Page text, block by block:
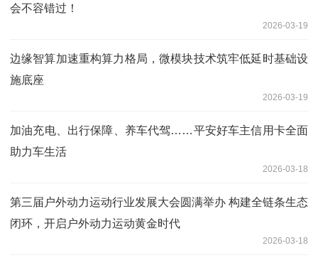
会不容错过！
2026-03-19
边缘智算加速重构算力格局，微模块技术筑牢低延时基础设
施底座
2026-03-19
加油充电、出行保障、养车代驾……平安好车主信用卡全面
助力车生活
2026-03-18
第三届户外动力运动行业发展大会圆满举办 构建全链条生态
闭环，开启户外动力运动黄金时代
2026-03-18